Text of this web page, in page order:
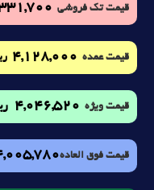
قیمت تک فروشی
قیمت عمده 4,128,000
قیمت ویژه 4,046,520
قیمت فوق العاده